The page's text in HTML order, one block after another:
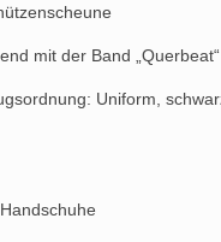
Band „Querbeat“
Uniform,